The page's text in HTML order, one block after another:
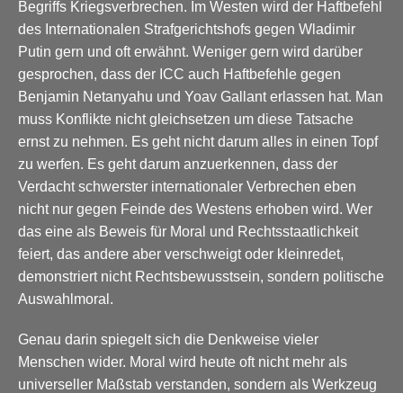
Begriffs Kriegsverbrechen. Im Westen wird der Haftbefehl
des Internationalen Strafgerichtshofs gegen Wladimir
Putin gern und oft erwähnt. Weniger gern wird darüber
gesprochen, dass der ICC auch Haftbefehle gegen
Benjamin Netanyahu und Yoav Gallant erlassen hat. Man
muss Konflikte nicht gleichsetzen um diese Tatsache
ernst zu nehmen. Es geht nicht darum alles in einen Topf
zu werfen. Es geht darum anzuerkennen, dass der
Verdacht schwerster internationaler Verbrechen eben
nicht nur gegen Feinde des Westens erhoben wird. Wer
das eine als Beweis für Moral und Rechtsstaatlichkeit
feiert, das andere aber verschweigt oder kleinredet,
demonstriert nicht Rechtsbewusstsein, sondern politische
Auswahlmoral.
Genau darin spiegelt sich die Denkweise vieler
Menschen wider. Moral wird heute oft nicht mehr als
universeller Maßstab verstanden, sondern als Werkzeug